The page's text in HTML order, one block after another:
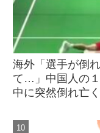
海外「選手が倒
て…」中国人の
中に突然倒れ亡